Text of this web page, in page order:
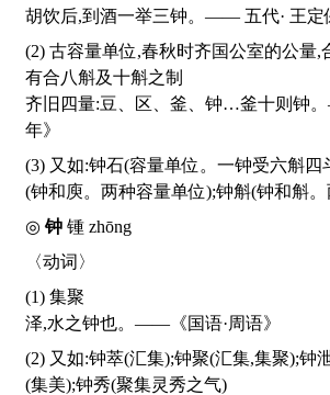
胡饮后,到酒一举三钟。—— 五代· 王定
(2) 古容量单位,春秋时齐国公室的公量,合六斛四斗。之后亦
有合八斛及十斛之制
齐旧四量:豆、区、釜、钟…釜十则钟
年》
(3) 又如:钟石(容量单位。一钟受六斛四斗,一石受十斗);钟庾
(钟和庾。两种容量单位);钟斛(钟和斛
◎钟 锺 zhōng
〈动词〉
(1) 集聚
泽,水之钟也。——《国语·周语》
(2) 又如:钟萃(汇集);钟聚(汇集,集聚);钟泄(蓄洪和放水);钟美
(集美);钟秀(聚集灵秀之气)